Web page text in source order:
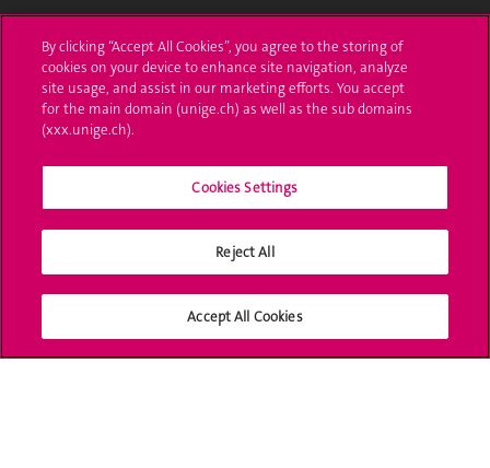
UNIGE Mobile
Médias
Offres d'emploi
Bibliothèque
Médias sociaux UNIGE
By clicking “Accept All Cookies”, you agree to the storing of
cookies on your device to enhance site navigation, analyze
site usage, and assist in our marketing efforts. You accept
for the main domain (unige.ch) as well as the sub domains
(xxx.unige.ch).
Cookies Settings
Reject All
Accept All Cookies